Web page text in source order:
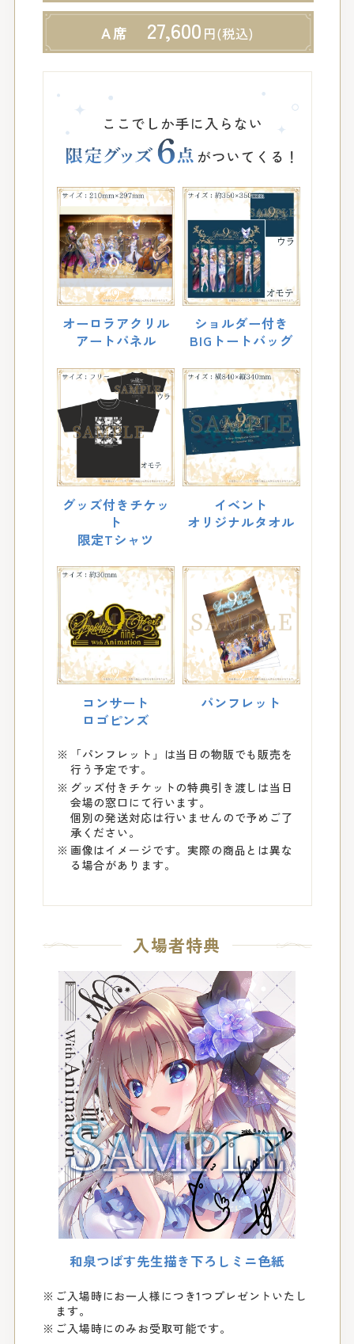
A 27,600
オーロラアクリル
アートパネル
ショルダー付き
BIGトートバッグ
グッズ付きチケッ
ト
限定Tシャツ
イベント
オリジナルタオル
コンサート
ロゴピンズ
パンフレット
「パンフレット」は当日の物販でも販売を
行う予定です。
グッズ付きチケットの特典引き渡しは当日
会場の窓口にて行います。
個別の発送対応は行いませんので予めご了
承ください。
画像はイメージです。実際の商品とは異な
る場合があります。
入場者特典
和泉つばす先生描き下ろしミニ色紙
ご入場時にお一人様につき1つプレゼントいたし
ます。
ご入場時にのみお受取可能です。